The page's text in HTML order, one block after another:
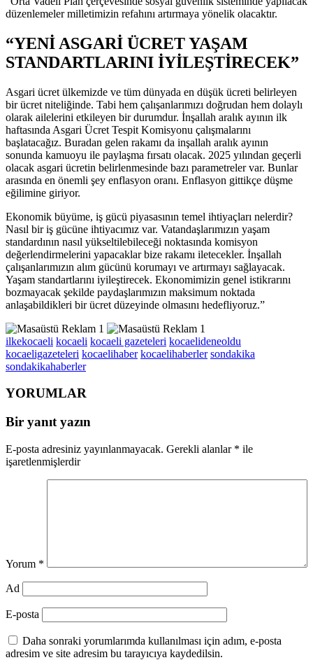
düzenlemeler milletimizin refahını artırmaya yönelik olacaktır.
“YENİ ASGARİ ÜCRET YAŞAM
STANDARTLARINI İYİLEŞTİRECEK”
Asgari ücret ülkemizde ve tüm dünyada en düşük ücreti belirleyen
bir ücret niteliğinde. Tabi hem çalışanlarımızı doğrudan hem dolaylı
olarak ailelerini etkileyen bir durumdur. İnşallah aralık ayının ilk
haftasında Asgari Ücret Tespit Komisyonu çalışmalarını
başlatacağız. Buradan gelen rakamı da inşallah aralık ayının
sonunda kamuoyu ile paylaşma fırsatı olacak. 2025 yılından geçerli
olacak asgari ücretin belirlenmesinde bazı parametreler var. Bunlar
arasında en önemli şey enflasyon oranı. Enflasyon gittikçe düşme
eğilimine giriyor.
Ekonomik büyüme, iş gücü piyasasının temel ihtiyaçları nelerdir?
Nasıl bir iş gücüne ihtiyacımız var. Vatandaşlarımızın yaşam
standardının nasıl yükseltilebileceği noktasında komisyon
değerlendirmelerini yapacaklar bize rakamı iletecekler. İnşallah
çalışanlarımızın alım gücünü korumayı ve artırmayı sağlayacak.
Yaşam standartlarını iyileştirecek. Ekonomimizin genel istikrarını
bozmayacak şekilde paydaşlarımızın maksimum noktada
anlaşabildikleri bir ücret düzeyinde olmasını hedefliyoruz.”
ilkekocaeli kocaeli kocaeli gazeteleri kocaelideneoldu
kocaeligazeteleri kocaelihaber kocaelihaberler sondakika
sondakikahaberler
YORUMLAR
Bir yanıt yazın
E-posta adresiniz yayınlanmayacak. Gerekli alanlar * ile
işaretlenmişlerdir
Yorum *
Ad
E-posta
Daha sonraki yorumlarımda kullanılması için adım, e-posta
adresim ve site adresim bu tarayıcıya kaydedilsin.